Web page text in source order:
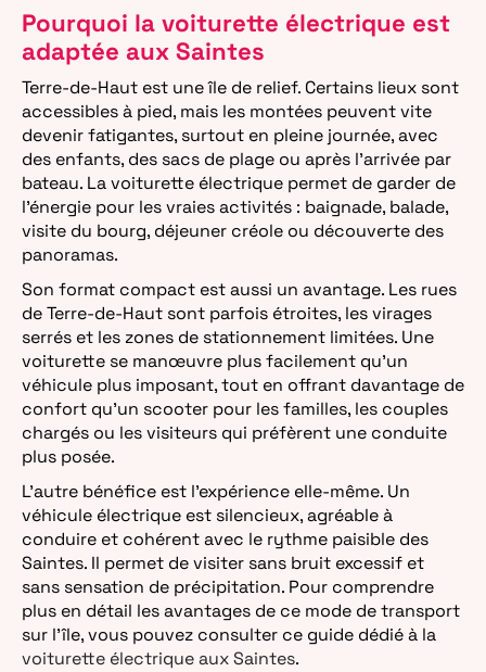
Pourquoi la voiturette électrique est
adaptée aux Saintes
Terre-de-Haut est une île de relief. Certains lieux sont
accessibles à pied, mais les montées peuvent vite
devenir fatigantes, surtout en pleine journée, avec
des enfants, des sacs de plage ou après l’arrivée par
bateau. La voiturette électrique permet de garder de
l’énergie pour les vraies activités : baignade, balade,
visite du bourg, déjeuner créole ou découverte des
panoramas.
Son format compact est aussi un avantage. Les rues
de Terre-de-Haut sont parfois étroites, les virages
serrés et les zones de stationnement limitées. Une
voiturette se manœuvre plus facilement qu’un
véhicule plus imposant, tout en offrant davantage de
confort qu’un scooter pour les familles, les couples
chargés ou les visiteurs qui préfèrent une conduite
plus posée.
L’autre bénéfice est l’expérience elle-même. Un
véhicule électrique est silencieux, agréable à
conduire et cohérent avec le rythme paisible des
Saintes. Il permet de visiter sans bruit excessif et
sans sensation de précipitation. Pour comprendre
plus en détail les avantages de ce mode de transport
sur l’île, vous pouvez consulter ce guide dédié à la
voiturette électrique aux Saintes.